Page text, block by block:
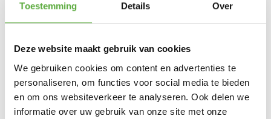
Toestemming Details Over
Deze website maakt gebruik van cookies
We gebruiken cookies om content en advertenties te
personaliseren, om functies voor social media te bieden
en om ons websiteverkeer te analyseren. Ook delen we
informatie over uw gebruik van onze site met onze
BIJPASSENDE ACCESSOIRES EN ALTERNATIEVE
PRODUCTEN
Balkon parasolvoet 20kg
antraciet
Platinum Sun & Shade
parasol Lisboa 210×150
Antraciet